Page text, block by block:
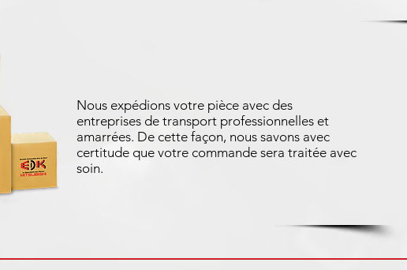
Nous expédions votre pièce avec des
entreprises de transport professionnelles et
amarrées. De cette façon, nous savons avec
certitude que votre commande sera traitée avec
soin.